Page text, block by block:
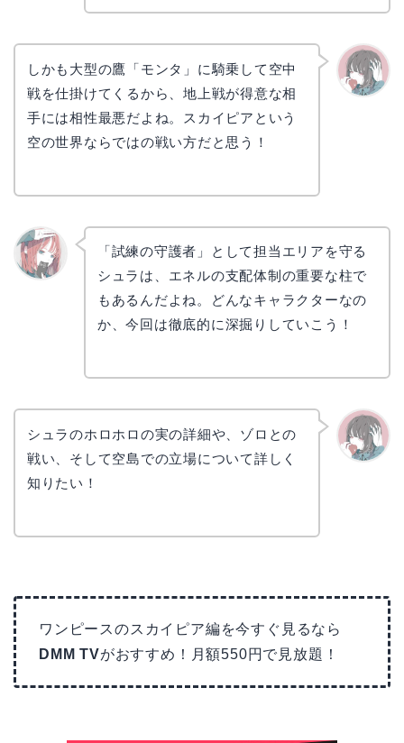
しかも大型の鷹「モンタ」に騎乗して空中
戦を仕掛けてくるから、地上戦が得意な相
手には相性最悪だよね。スカイピアという
空の世界ならではの戦い方だと思う！
「試練の守護者」として担当エリアを守る
シュラは、エネルの支配体制の重要な柱で
もあるんだよね。どんなキャラクターなの
か、今回は徹底的に深掘りしていこう！
シュラのホロホロの実の詳細や、ゾロとの
戦い、そして空島での立場について詳しく
知りたい！
ワンピースのスカイピア編を今すぐ見るなら
DMM TVがおすすめ！月額550円で見放題！